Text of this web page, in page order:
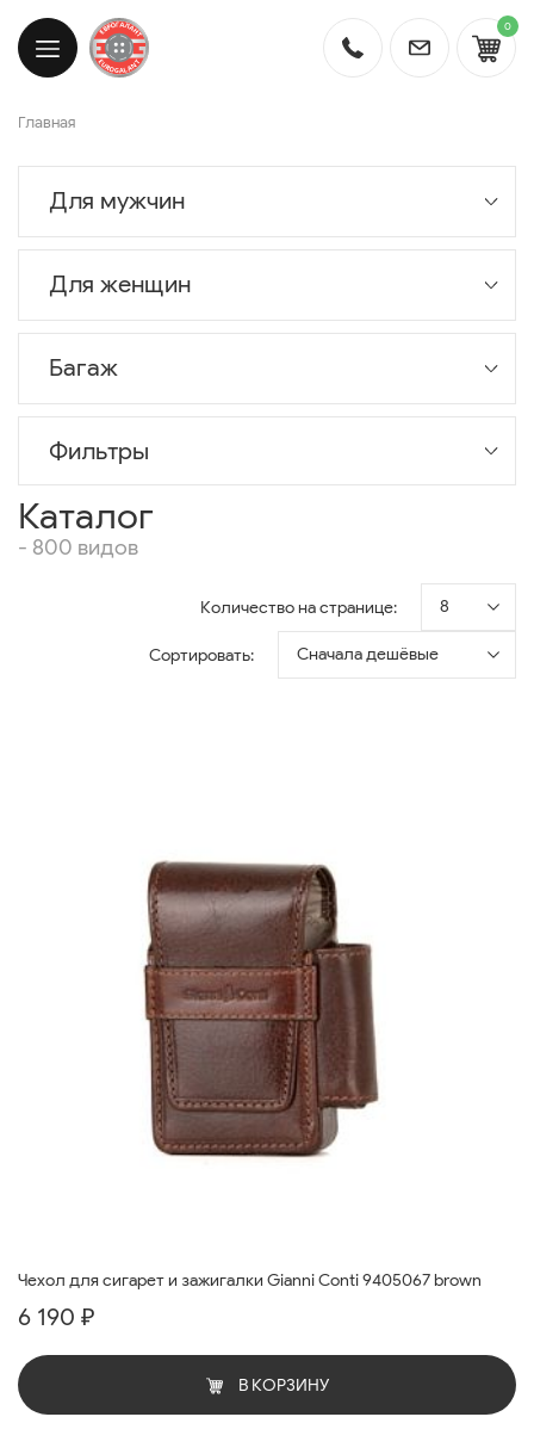
0
Главная
Для мужчин
Для женщин
Багаж
Фильтры
Каталог
- 800 видов
Количество на странице: 8
Сортировать: Сначала дешёвые
Чехол для сигарет и зажигалки Gianni Conti 9405067 brown
6 190 ₽
В КОРЗИНУ